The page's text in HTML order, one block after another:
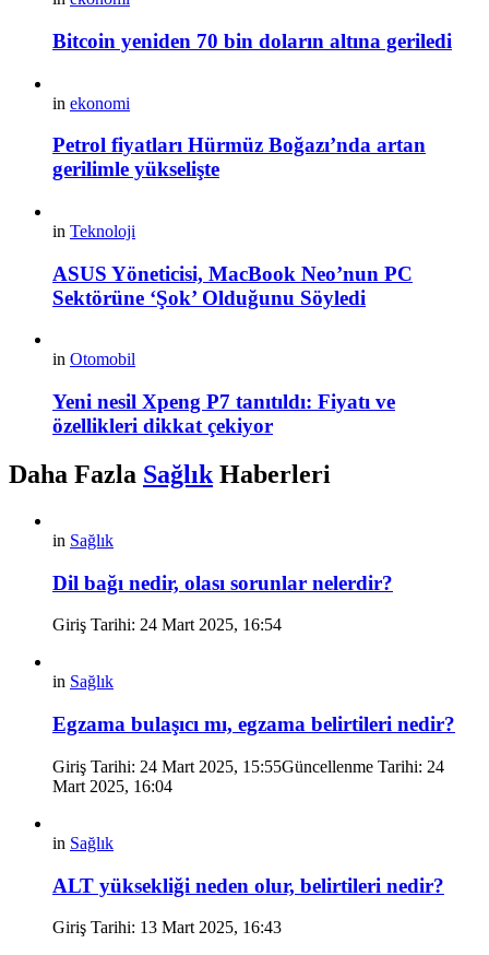
Bitcoin yeniden 70 bin doların altına geriledi
in ekonomi
Petrol fiyatları Hürmüz Boğazı’nda artan
gerilimle yükselişte
in Teknoloji
ASUS Yöneticisi, MacBook Neo’nun PC
Sektörüne ‘Şok’ Olduğunu Söyledi
in Otomobil
Yeni nesil Xpeng P7 tanıtıldı: Fiyatı ve
özellikleri dikkat çekiyor
Daha Fazla Sağlık Haberleri
in Sağlık
Dil bağı nedir, olası sorunlar nelerdir?
Giriş Tarihi: 24 Mart 2025, 16:54
in Sağlık
Egzama bulaşıcı mı, egzama belirtileri nedir?
Giriş Tarihi: 24 Mart 2025, 15:55Güncellenme Tarihi: 24
Mart 2025, 16:04
in Sağlık
ALT yüksekliği neden olur, belirtileri nedir?
Giriş Tarihi: 13 Mart 2025, 16:43